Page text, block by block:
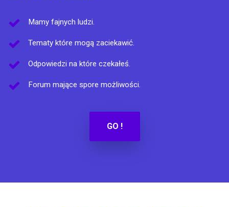
Mamy fajnych ludzi.
Tematy które mogą zaciekawić.
Odpowiedzi na które czekałeś.
Forum mające spore możliwości.
GO !